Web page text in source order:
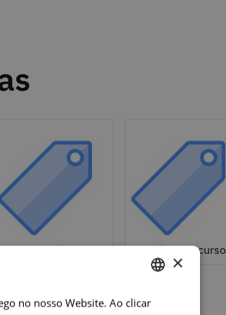
Entrevista Sobre um curso
PORTUGUESE
×
no nosso Website. Ao clicar